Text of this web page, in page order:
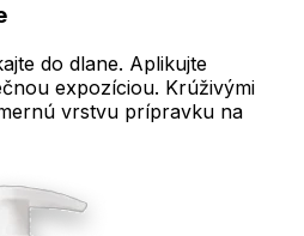
do dlane. Aplikujte
expozíciou. Krúživými
vrstvu prípravku na